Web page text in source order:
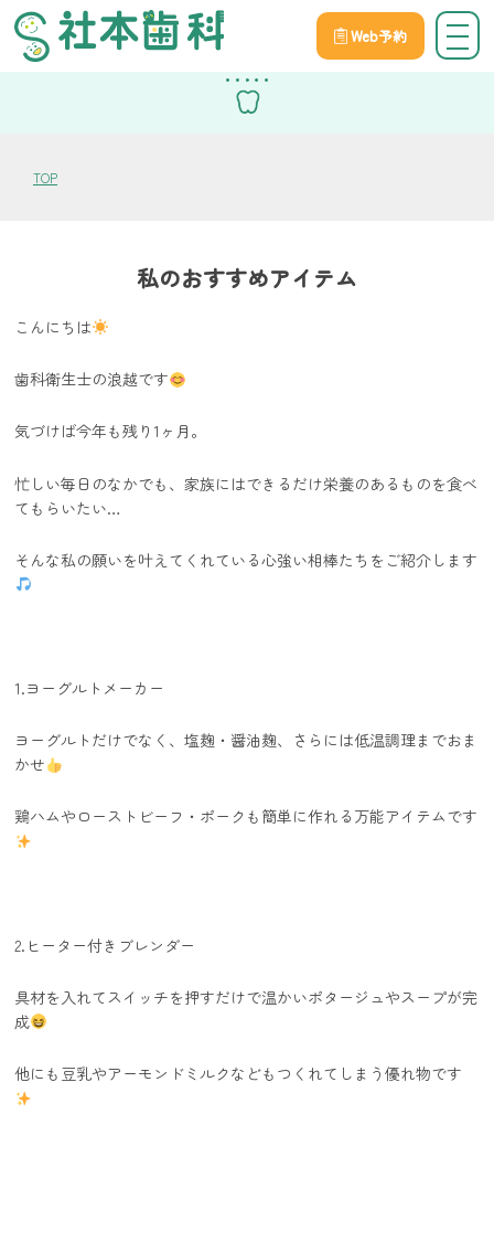
Web予約
スタッフブログ
TOP
私のおすすめアイテム
こんにちは
歯科衛生士の浪越です
気づけば今年も残り1ヶ月。
忙しい毎日のなかでも、家族にはできるだけ栄養のあるものを食べ
てもらいたい…
そんな私の願いを叶えてくれている心強い相棒たちをご紹介します
1.ヨーグルトメーカー
ヨーグルトだけでなく、塩麹・醤油麹、さらには低温調理までおま
かせ
鶏ハムやローストビーフ・ポークも簡単に作れる万能アイテムです
2.ヒーター付きブレンダー
具材を入れてスイッチを押すだけで温かいポタージュやスープが完
成
他にも豆乳やアーモンドミルクなどもつくれてしまう優れ物です